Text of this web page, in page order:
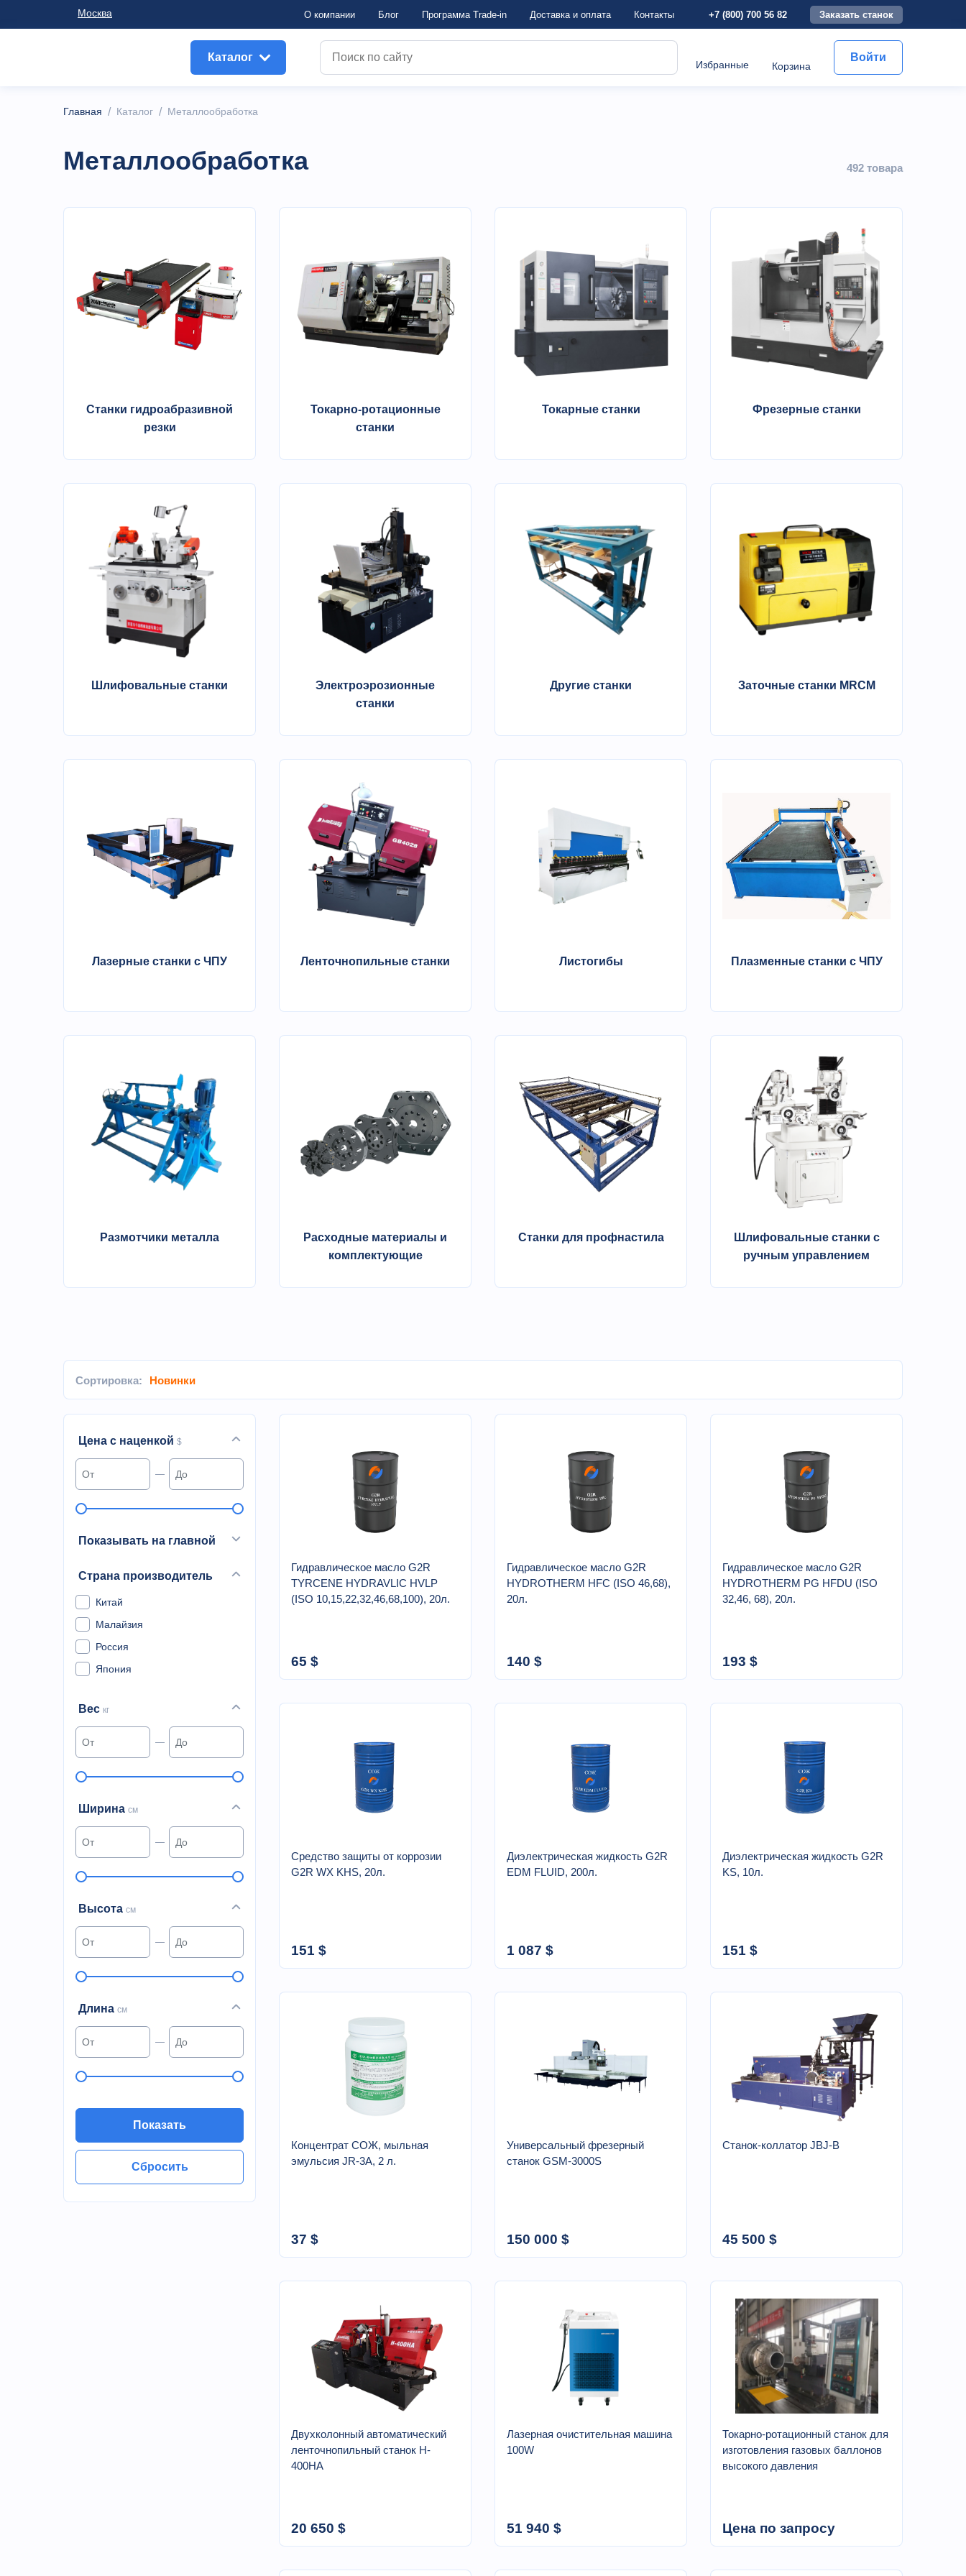
Москва О компании Блог Программа Trade-in Достaвка и оплата Контакты +7 (800) 700 56 82 Заказать станок
Каталог
Избранные Корзина
Войти
Главная / Каталог / Металлообработка
Металлообработка 492 товарa
Станки гидроабразивной
резки
Токарно-ротационные
станки
Токарные станки Фрезерные станки
Шлифовальные станки
Электроэрозионные
станки
Другие станки Заточные станки MRCM
Лазерные станки с ЧПУ Ленточнопильные станки Листогибы Плазменные станки с ЧПУ
Размотчики металла
Расходные материалы и
комплектующие
Станки для профнастила
Шлифовальные станки с
ручным управлением
Сортировка: Новинки
Цена с наценкой $
Показывать на главной
Страна производитель
Китай
Малайзия
Россия
Япония
Вес кг
Ширина см
Высота см
Длина см
Гидравлическое масло G2R
TYRCENE HYDRAVLIC HVLP
(ISO 10,15,22,32,46,68,100), 20л.
65 $
Гидравлическое масло G2R
HYDROTHERM HFC (ISO 46,68),
20л.
140 $
Гидравлическое масло G2R
HYDROTHERM PG HFDU (ISO
32,46, 68), 20л.
193 $
Средство защиты от коррозии
G2R WX KHS, 20л.
151 $
Диэлектрическая жидкость G2R
EDM FLUID, 200л.
1 087 $
Диэлектрическая жидкость G2R
KS, 10л.
151 $
Концентрат СОЖ, мыльная
эмульсия JR-3A, 2 л.
37 $
Универсальный фрезерный
станок GSM-3000S
150 000 $
Станок-коллатор JBJ-B
45 500 $
Двухколонный автоматический
ленточнопильный станок H-
400HA
20 650 $
Лазерная очистительная машина
100W
51 940 $
Токарно-ротационный станок для
изготовления газовых баллонов
высокого давления
Цена по запросу